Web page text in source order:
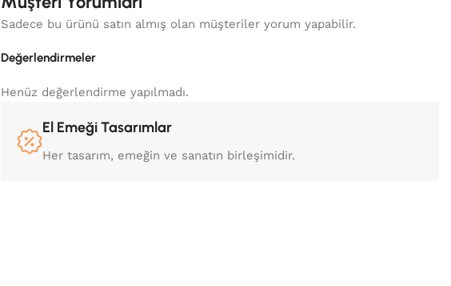
Değerlendirmeler
Henüz değerlendirme yapılmadı.
Sadece bu ürünü satın almış olan müşteriler yorum yapabilir.
El Emeği Tasarımlar
Her tasarım, emeğin ve sanatın birleşimidir.